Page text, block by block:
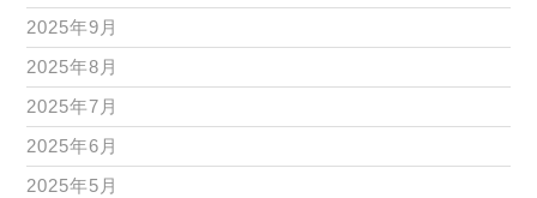
2025年9月
2025年8月
2025年7月
2025年6月
2025年5月